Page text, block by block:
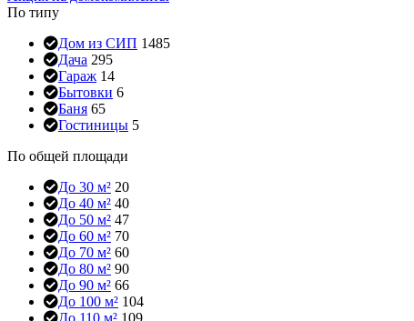
По типу
Дом из СИП 1485
Дача 295
Гараж 14
Бытовки 6
Баня 65
Гостиницы 5
По общей площади
До 30 м² 20
До 40 м² 40
До 50 м² 47
До 60 м² 70
До 70 м² 60
До 80 м² 90
До 90 м² 66
До 100 м² 104
До 110 м² 109